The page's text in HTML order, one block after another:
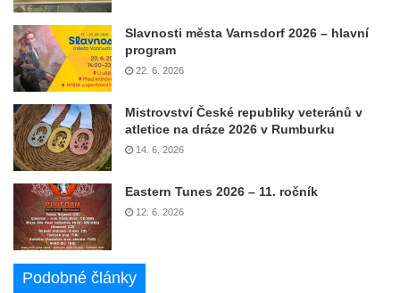
Slavnosti města Varnsdorf 2026 – hlavní
program
22. 6. 2026
Mistrovství České republiky veteránů v
atletice na dráze 2026 v Rumburku
14. 6. 2026
Eastern Tunes 2026 – 11. ročník
12. 6. 2026
Podobné články